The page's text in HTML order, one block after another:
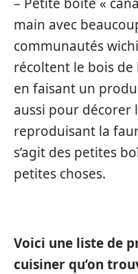
main avec
communautés
récoltent le bois
en faisant un
aussi pour décorer
reproduisant la
s’agit des petites
petites choses.
Voici une liste de
cuisiner qu’on